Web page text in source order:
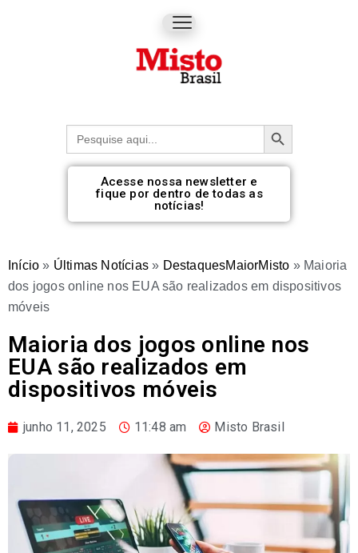
Procurar: Botão de pesquisa
Acesse nossa newsletter e
fique por dentro de todas as
notícias!
Início » Últimas Notícias » DestaquesMaiorMisto » Maioria
dos jogos online nos EUA são realizados em dispositivos
móveis
Maioria dos jogos online nos
EUA são realizados em
dispositivos móveis
junho 11, 2025 11:48 am Misto Brasil